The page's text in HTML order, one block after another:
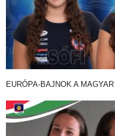
EURÓPA-BAJNOK A